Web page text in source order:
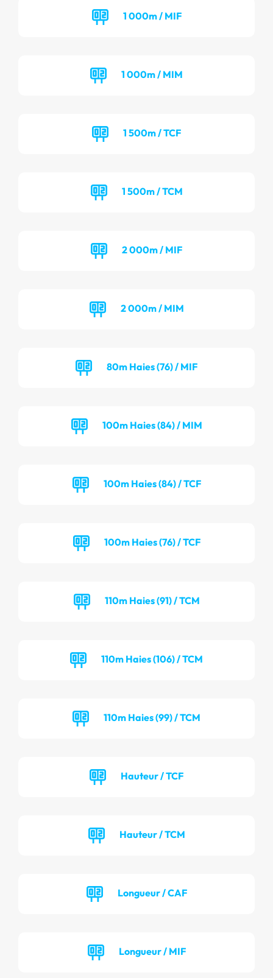
1 000m / MIF
1 000m / MIM
1 500m / TCF
1 500m / TCM
2 000m / MIF
2 000m / MIM
80m Haies (76) / MIF
100m Haies (84) / MIM
100m Haies (84) / TCF
100m Haies (76) / TCF
110m Haies (91) / TCM
110m Haies (106) / TCM
110m Haies (99) / TCM
Hauteur / TCF
Hauteur / TCM
Longueur / CAF
Longueur / MIF